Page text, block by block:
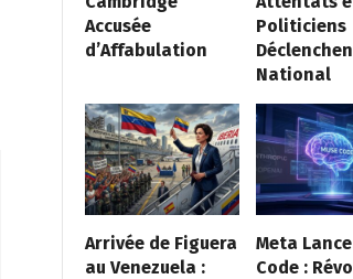
Accusée
d’Affabulation
Politiciens
National
Arrivée de Figuera
au Venezuela :
Meta
Code :